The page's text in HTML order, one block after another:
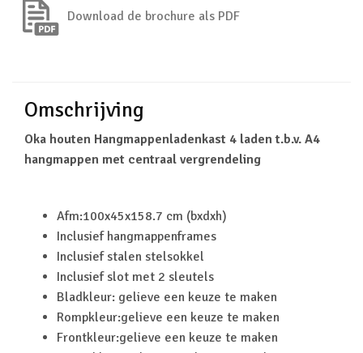
Download de brochure als PDF
Omschrijving
Oka houten Hangmappenladenkast 4 laden t.b.v. A4
hangmappen met centraal vergrendeling
Afm:100x45x158.7 cm (bxdxh)
Inclusief hangmappenframes
Inclusief stalen stelsokkel
Inclusief slot met 2 sleutels
Bladkleur: gelieve een keuze te maken
Rompkleur:gelieve een keuze te maken
Frontkleur:gelieve een keuze te maken